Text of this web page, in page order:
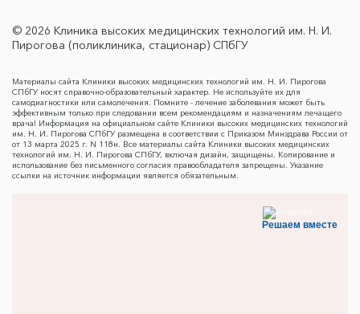
© 2026 Клиника высоких медицинских технологий им. Н. И.
Пирогова (поликлиника, стационар) СПбГУ
Материалы сайта Клиники высоких медицинских технологий им. Н. И. Пирогова
СПбГУ носят справочно-образовательный характер. Не используйте их для
самодиагностики или самолечения. Помните - лечение заболевания может быть
эффективным только при следовании всем рекомендациям и назначениям лечащего
врача! Информация на официальном сайте Клиники высоких медицинских технологий
им. Н. И. Пирогова СПбГУ размещена в соответствии с Приказом Минздрава России от
от 13 марта 2025 г. N 118н. Все материалы сайта Клиники высоких медицинских
технологий им. Н. И. Пирогова СПбГУ, включая дизайн, защищены. Копирование и
использование без письменного согласия правообладателя запрещены. Указание
ссылки на источник информации является обязательным.
Решаем вместе